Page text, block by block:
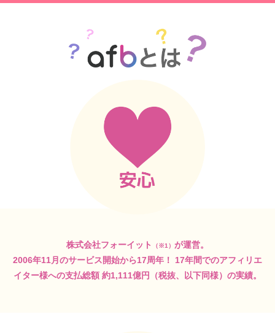
株式会社フォーイット （※1） が運営。
2006年11月のサービス開始から17周年！
17年間でのアフィリエ
イター様への支払総額 約1,111億円（税抜、以下同様）の実績。